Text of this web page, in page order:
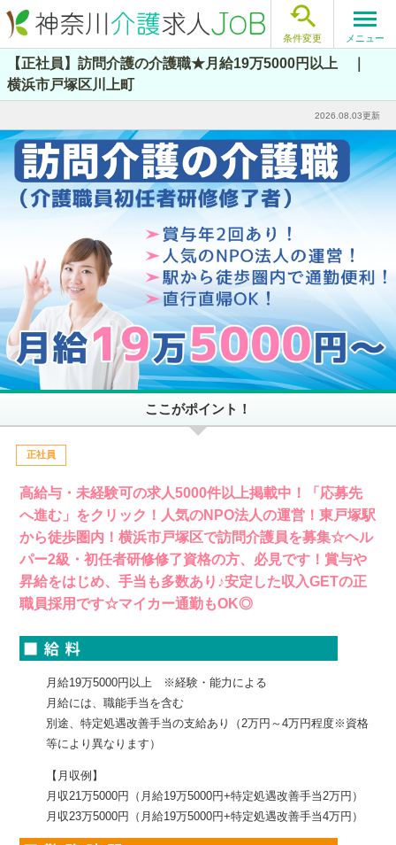

条件変更 メニュー
【正社員】訪問介護の介護職★月給19万5000円以上 ｜
横浜市戸塚区川上町
2026.08.03更新
ここがポイント！
正社員
高給与・未経験可の求人5000件以上掲載中！「応募先
へ進む」をクリック！人気のNPO法人の運営！東戸塚駅
から徒歩圏内！横浜市戸塚区で訪問介護員を募集☆ヘル
パー2級・初任者研修修了資格の方、必見です！賞与や
昇給をはじめ、手当も多数あり♪安定した収入GETの正
職員採用です☆マイカー通勤もOK◎
月給19万5000円以上 ※経験・能力による
月給には、職能手当を含む
別途、特定処遇改善手当の支給あり（2万円～4万円程度※資格
等により異なります）
【月収例】
月収21万5000円（月給19万5000円+特定処遇改善手当2万円）
月収23万5000円（月給19万5000円+特定処遇改善手当4万円）